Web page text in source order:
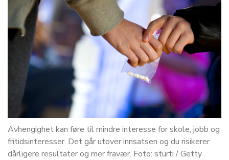
Avhengighet kan føre til mindre interesse for skole, jobb og
fritidsinteresser. Det går utover innsatsen og du risikerer
dårligere resultater og mer fravær. Foto: sturti / Getty